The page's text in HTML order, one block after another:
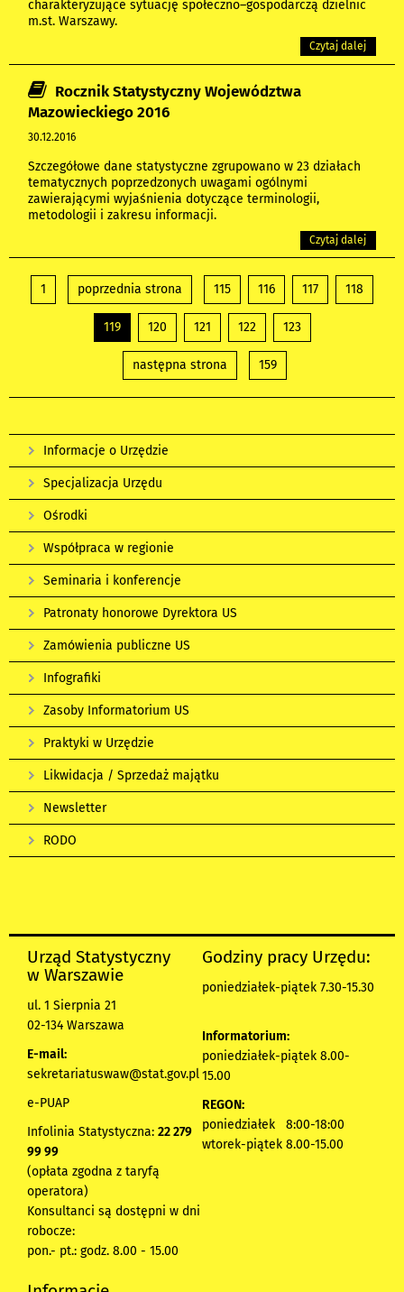
charakteryzujące sytuację społeczno–gospodarczą dzielnic
m.st. Warszawy.
Czytaj dalej
Rocznik Statystyczny Województwa
Mazowieckiego 2016
30.12.2016
Szczegółowe dane statystyczne zgrupowano w 23 działach
tematycznych poprzedzonych uwagami ogólnymi
zawierającymi wyjaśnienia dotyczące terminologii,
metodologii i zakresu informacji.
Czytaj dalej
1 poprzednia strona 115 116 117 118
119 120 121 122 123
następna strona 159
Informacje o Urzędzie
Specjalizacja Urzędu
Ośrodki
Współpraca w regionie
Seminaria i konferencje
Patronaty honorowe Dyrektora US
Zamówienia publiczne US
Infografiki
Zasoby Informatorium US
Praktyki w Urzędzie
Likwidacja / Sprzedaż majątku
Newsletter
RODO
Urząd Statystyczny
w Warszawie
ul. 1 Sierpnia 21
02-134 Warszawa
E-mail:
sekretariatuswaw@stat.gov.pl
e-PUAP
Infolinia Statystyczna: 22 279
99 99
(opłata zgodna z taryfą
operatora)
Konsultanci są dostępni w dni
robocze:
pon.- pt.: godz. 8.00 - 15.00
Godziny pracy Urzędu:
poniedziałek-piątek 7.30-15.30
Informatorium:
poniedziałek-piątek 8.00-
15.00
REGON:
poniedziałek 8:00-18:00
wtorek-piątek 8.00-15.00